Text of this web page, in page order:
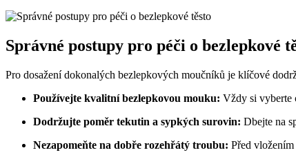
Správné postupy pro péči o‍ bezlepkové
Pro⁢ dosažení dokonalých bezlepkových moučníků‍ je klíčové⁣
Používejte kvalitní bezlepkovou⁢ mouku: Vždy si vyberte
Dodržujte poměr tekutin a ‌sypkých ​surovin: Dbejte na
Nezapomeňte na‌ dobře rozehřátý ​troubu: Před